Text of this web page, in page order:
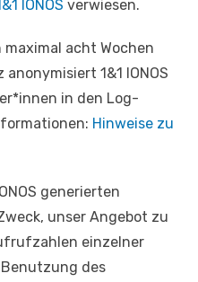
IONOS verwiesen.
maximal acht Wochen
1&1 IONOS
in den Log-
Hinweise zu
generierten
unser Angebot zu
einzelner
des